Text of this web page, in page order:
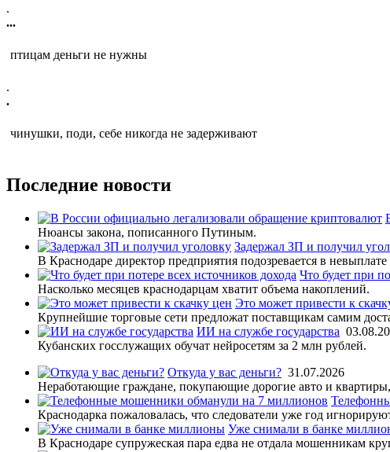
.
...
птицам деньги не нужны
.
.
чинушки, поди, себе никогда не задерживают
Последние новости
Нюансы закона, пописанного Путиным.
Задержал ЗП и получил
В Краснодаре директор предприятия подозревается в невыплате
Что будет при
Насколько месяцев краснодарцам хватит объема накоплений.
Это может привести к
Крупнейшие торговые сети предложат поставщикам самим
ИИ на службе государства
Кубанских госслужащих обучат нейросетям за 2 млн рублей.
Откуда у вас деньги? 31.07.2026
Неработающие граждане, покупающие дорогие авто и
Краснодарка пожаловалась, что следователи уже год
Уже снимали в банке
В Краснодаре супружеская пара едва не отдала мошенникам